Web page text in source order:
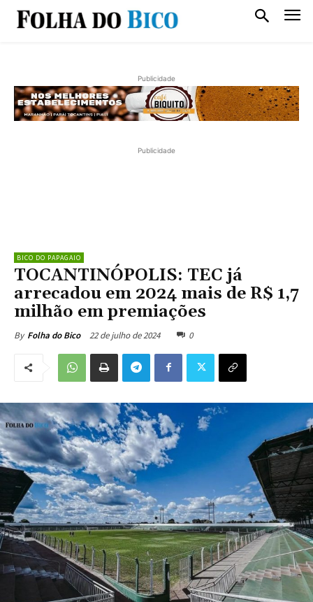
Publicidade
Publicidade
BICO DO PAPAGAIO
TOCANTINÓPOLIS: TEC já
arrecadou em 2024 mais de R$ 1,7
milhão em premiações
By Folha do Bico 22 de julho de 2024 0